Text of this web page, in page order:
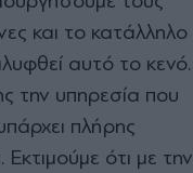
και το κατάλληλο
αυτό το κενό.
την υπηρεσία που
πλήρης
ότι με την